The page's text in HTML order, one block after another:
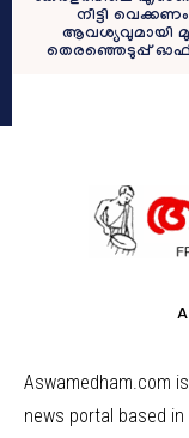
നീട്ടി
ആവശ്യവുമായി
തെരഞ്ഞെടുപ്പ്
Aswamedham.com
news portal based